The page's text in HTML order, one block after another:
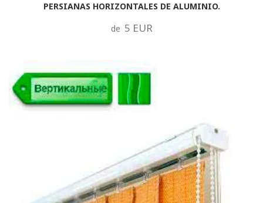
PERSIANAS HORIZONTALES DE ALUMINIO.
de 5 EUR